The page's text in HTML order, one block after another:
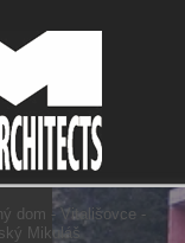
dom - Vitališovce -
Mikuláš